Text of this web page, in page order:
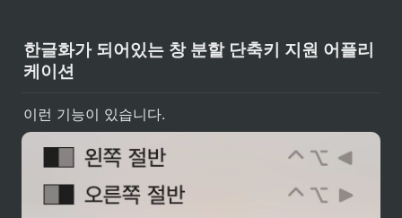
directly in CustomShortcuts with
a click on the pen symbol.
한글화가 되어있는 창 분할 단축키 지원 어플리
케이션
이런 기능이 있습니다.